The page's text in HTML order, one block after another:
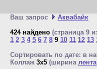
Ваш запрос
Аквабайк
424 найдено (страница 9
1 2 3 4 5 6 7 8 9 10 11 12 13
Сортировать по дате: в
Коллаж 3x5 (ширина лента